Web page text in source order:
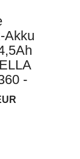
Akku
-